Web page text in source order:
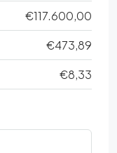
€117.600,00
€473,89
€8,33